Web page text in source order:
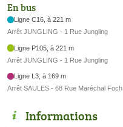
En bus
Ligne C16, à 221 m
Arrêt JUNGLING - 1 Rue Jungling
Ligne P105, à 221 m
Arrêt JUNGLING - 1 Rue Jungling
Ligne L3, à 169 m
Arrêt SAULES - 68 Rue Maréchal Foch
Informations